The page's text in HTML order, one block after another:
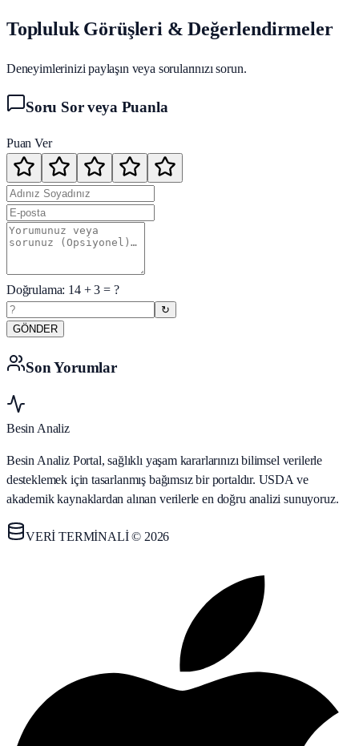
Topluluk Görüşleri & Değerlendirmeler
Deneyimlerinizi paylaşın veya sorularınızı sorun.
Soru Sor veya Puanla
Puan Ver
Doğrulama: 14+3 = ?
↻
GÖNDER
Son Yorumlar
Besin Analiz
Besin Analiz Portal, sağlıklı yaşam kararlarınızı bilimsel verilerle
desteklemek için tasarlanmış bağımsız bir portaldır. USDA ve
akademik kaynaklardan alınan verilerle en doğru analizi sunuyoruz.
VERİ TERMİNALİ © 2026